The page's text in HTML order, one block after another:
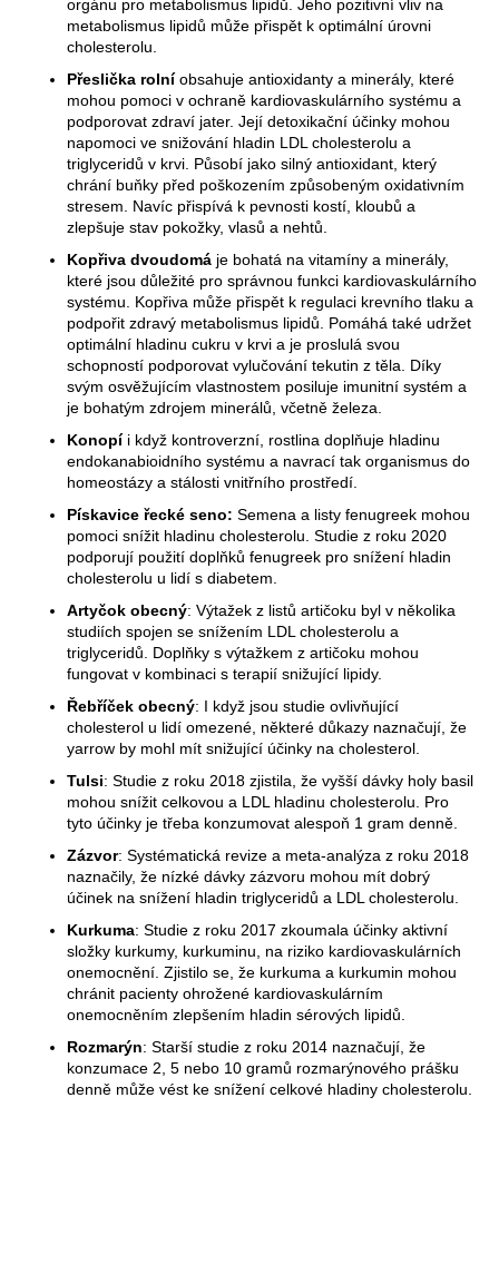
orgánu pro metabolismus lipidů. Jeho pozitivní vliv na
metabolismus lipidů může přispět k optimální úrovni
cholesterolu.
Přeslička rolníobsahuje antioxidanty a minerály, které
mohou pomoci v ochraně kardiovaskulárního systému a
podporovat zdraví jater. Její detoxikační účinky mohou
napomoci ve snižování hladin LDL cholesterolu a
triglyceridů v krvi. Působí jako silný antioxidant, který
chrání buňky před poškozením způsobeným oxidativním
stresem. Navíc přispívá k pevnosti kostí, kloubů a
zlepšuje stav pokožky, vlasů a nehtů.
Kopřiva dvoudomá je bohatá na vitamíny a minerály,
které jsou důležité pro správnou funkci kardiovaskulárního
systému. Kopřiva může přispět k regulaci krevního tlaku a
podpořit zdravý metabolismus lipidů. Pomáhá také udržet
optimální hladinu cukru v krvi a je proslulá svou
schopností podporovat vylučování tekutin z těla. Díky
svým osvěžujícím vlastnostem posiluje imunitní systém a
je bohatým zdrojem minerálů, včetně železa.
Konopí i když kontroverzní, rostlina doplňuje hladinu
endokanabioidního systému a navrací tak organismus do
homeostázy a stálosti vnitřního prostředí.
Pískavice řecké seno: Semena a listy fenugreek mohou
pomoci snížit hladinu cholesterolu. Studie z roku 2020
podporují použití doplňků fenugreek pro snížení hladin
cholesterolu u lidí s diabetem.
Artyčok obecný: Výtažek z listů artičoku byl v několika
studiích spojen se snížením LDL cholesterolu a
triglyceridů. Doplňky s výtažkem z artičoku mohou
fungovat v kombinaci s terapií snižující lipidy.
Řebříček obecný: I když jsou studie ovlivňující
cholesterol u lidí omezené, některé důkazy naznačují, že
yarrow by mohl mít snižující účinky na cholesterol.
Tulsi: Studie z roku 2018 zjistila, že vyšší dávky holy basil
mohou snížit celkovou a LDL hladinu cholesterolu. Pro
tyto účinky je třeba konzumovat alespoň 1 gram denně.
Zázvor: Systématická revize a meta-analýza z roku 2018
naznačily, že nízké dávky zázvoru mohou mít dobrý
účinek na snížení hladin triglyceridů a LDL cholesterolu.
Kurkuma: Studie z roku 2017 zkoumala účinky aktivní
složky kurkumy, kurkuminu, na riziko kardiovaskulárních
onemocnění. Zjistilo se, že kurkuma a kurkumin mohou
chránit pacienty ohrožené kardiovaskulárním
onemocněním zlepšením hladin sérových lipidů.
Rozmarýn: Starší studie z roku 2014 naznačují, že
konzumace 2, 5 nebo 10 gramů rozmarýnového prášku
denně může vést ke snížení celkové hladiny cholesterolu.